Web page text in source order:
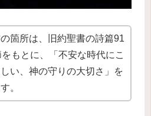
箇所は、旧約聖書の詩篇91
もとに、「不安な時代にこ
い、神の守りの大切さ」を
。